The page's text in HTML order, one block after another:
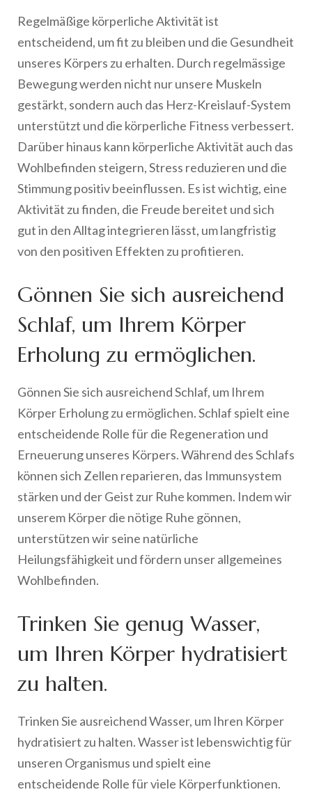
Regelmäßige körperliche Aktivität ist
entscheidend, um fit zu bleiben und die Gesundheit
unseres Körpers zu erhalten. Durch regelmässige
Bewegung werden nicht nur unsere Muskeln
gestärkt, sondern auch das Herz-Kreislauf-System
unterstützt und die körperliche Fitness verbessert.
Darüber hinaus kann körperliche Aktivität auch das
Wohlbefinden steigern, Stress reduzieren und die
Stimmung positiv beeinflussen. Es ist wichtig, eine
Aktivität zu finden, die Freude bereitet und sich
gut in den Alltag integrieren lässt, um langfristig
von den positiven Effekten zu profitieren.
Gönnen Sie sich ausreichend
Schlaf, um Ihrem Körper
Erholung zu ermöglichen.
Gönnen Sie sich ausreichend Schlaf, um Ihrem
Körper Erholung zu ermöglichen. Schlaf spielt eine
entscheidende Rolle für die Regeneration und
Erneuerung unseres Körpers. Während des Schlafs
können sich Zellen reparieren, das Immunsystem
stärken und der Geist zur Ruhe kommen. Indem wir
unserem Körper die nötige Ruhe gönnen,
unterstützen wir seine natürliche
Heilungsfähigkeit und fördern unser allgemeines
Wohlbefinden.
Trinken Sie genug Wasser,
um Ihren Körper hydratisiert
zu halten.
Trinken Sie ausreichend Wasser, um Ihren Körper
hydratisiert zu halten. Wasser ist lebenswichtig für
unseren Organismus und spielt eine
entscheidende Rolle für viele Körperfunktionen.